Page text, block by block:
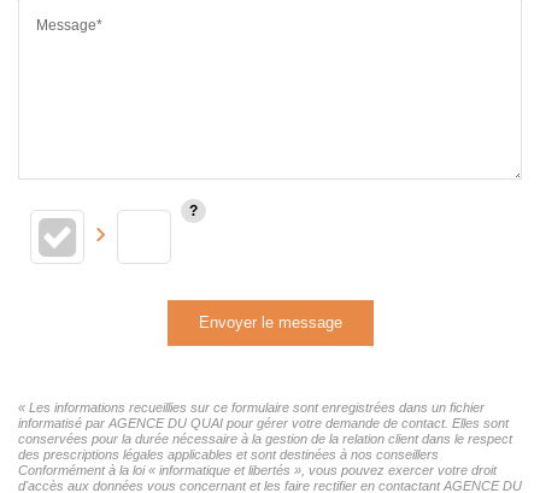
Message*
Envoyer le message
« Les informations recueillies sur ce formulaire sont enregistrées dans un fichier
informatisé par AGENCE DU QUAI pour gérer votre demande de contact. Elles sont
conservées pour la durée nécessaire à la gestion de la relation client dans le respect
des prescriptions légales applicables et sont destinées à nos conseillers
Conformément à la loi « informatique et libertés », vous pouvez exercer votre droit
d'accès aux données vous concernant et les faire rectifier en contactant AGENCE DU